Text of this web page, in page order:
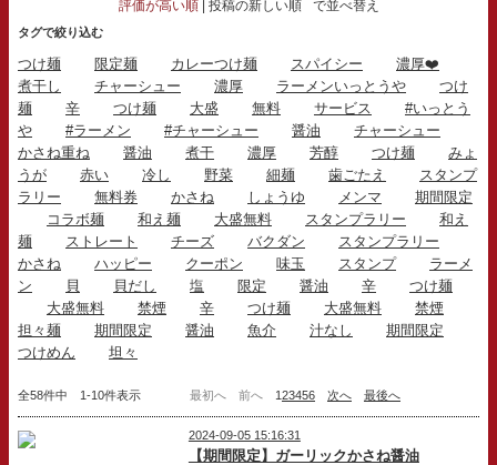
評価が高い順 投稿の新しい順 で並べ替え
タグで絞り込む
つけ麺 限定麺 カレーつけ麺 スパイシー
濃厚❤️
煮干し
チャーシュー 濃厚 ラーメンいっとうや
つけ
麺
辛 つけ麺 大盛 無料 サービス
#いっとう
や
#ラーメン #チャーシュー 醤油
チャーシュー
かさね重ね
醤油 煮干 濃厚 芳醇 つけ麺
みょ
うが
赤い 冷し 野菜 細麺 歯ごたえ
スタンプ
ラリー
無料券 かさね しょうゆ メンマ
期間限定
コラボ麺
和え麺 大盛無料 スタンプラリー
和え
麺
ストレート チーズ バクダン
スタンプラリー
かさね
ハッピー クーポン 味玉 スタンプ
ラーメ
ン
貝 貝だし 塩 限定 醤油 辛
つけ麺
大盛無料
禁煙 辛 つけ麺 大盛無料
禁煙
担々麺
期間限定 醤油 魚介 汁なし
期間限定
つけめん
坦々
全58件中 1-10件表示 最初へ 前へ 123456 次へ 最後へ
2024-09-05 15:16:31
【期間限定】ガーリックかさね醤油